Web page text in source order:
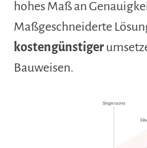
hohes Maß an
Maßgeschneiderte
kostengünstiger
Bauweisen.